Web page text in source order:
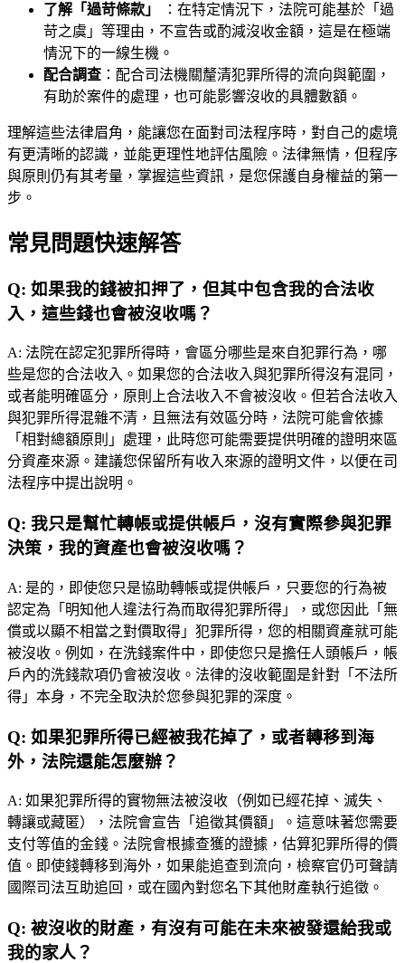
了解「過苛條款」
：在特定情況下，法院可能基於「過
苛之虞」等理由，不宣告或酌減沒收金額，這是在極端
情況下的一線生機。
配合調查 ：配合司法機關釐清犯罪所得的流向與範圍，
有助於案件的處理，也可能影響沒收的具體數額。
理解這些法律眉角，能讓您在面對司法程序時，對自己的處境
有更清晰的認識，並能更理性地評估風險。法律無情，但程序
與原則仍有其考量，掌握這些資訊，是您保護自身權益的第一
步。
常見問題快速解答
Q: 如果我的錢被扣押了，但其中包含我的合法收
入，這些錢也會被沒收嗎？
A: 法院在認定犯罪所得時，會區分哪些是來自犯罪行為，哪
些是您的合法收入。如果您的合法收入與犯罪所得沒有混同，
或者能明確區分，原則上合法收入不會被沒收。但若合法收入
與犯罪所得混雜不清，且無法有效區分時，法院可能會依據
「相對總額原則」處理，此時您可能需要提供明確的證明來區
分資產來源。建議您保留所有收入來源的證明文件，以便在司
法程序中提出說明。
Q: 我只是幫忙轉帳或提供帳戶，沒有實際參與犯罪
決策，我的資產也會被沒收嗎？
A: 是的，即使您只是協助轉帳或提供帳戶，只要您的行為被
認定為「明知他人違法行為而取得犯罪所得」，或您因此「無
償或以顯不相當之對價取得」犯罪所得，您的相關資產就可能
被沒收。例如，在洗錢案件中，即使您只是擔任人頭帳戶，帳
戶內的洗錢款項仍會被沒收。法律的沒收範圍是針對「不法所
得」本身，不完全取決於您參與犯罪的深度。
Q: 如果犯罪所得已經被我花掉了，或者轉移到海
外，法院還能怎麼辦？
A: 如果犯罪所得的實物無法被沒收（例如已經花掉、滅失、
轉讓或藏匿），法院會宣告「追徵其價額」。這意味著您需要
支付等值的金錢。法院會根據查獲的證據，估算犯罪所得的價
值。即使錢轉移到海外，如果能追查到流向，檢察官仍可聲請
國際司法互助追回，或在國內對您名下其他財產執行追徵。
Q: 被沒收的財產，有沒有可能在未來被發還給我或
我的家人？